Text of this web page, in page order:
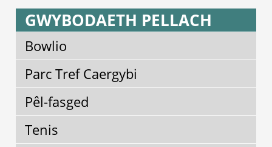
GWYBODAETH PELLACH
Bowlio
Parc Tref Caergybi
Pêl-fasged
Tenis